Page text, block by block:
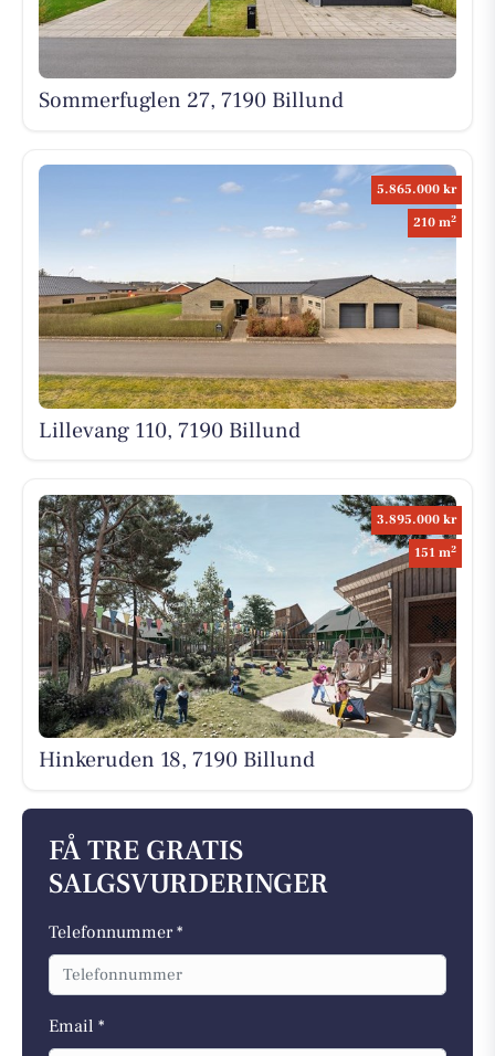
Sommerfuglen 27, 7190 Billund
5.865.000 kr
210 m2
Lillevang 110, 7190 Billund
3.895.000 kr
151 m2
Hinkeruden 18, 7190 Billund
FÅ TRE GRATIS
SALGSVURDERINGER
Telefonnummer *
Email *